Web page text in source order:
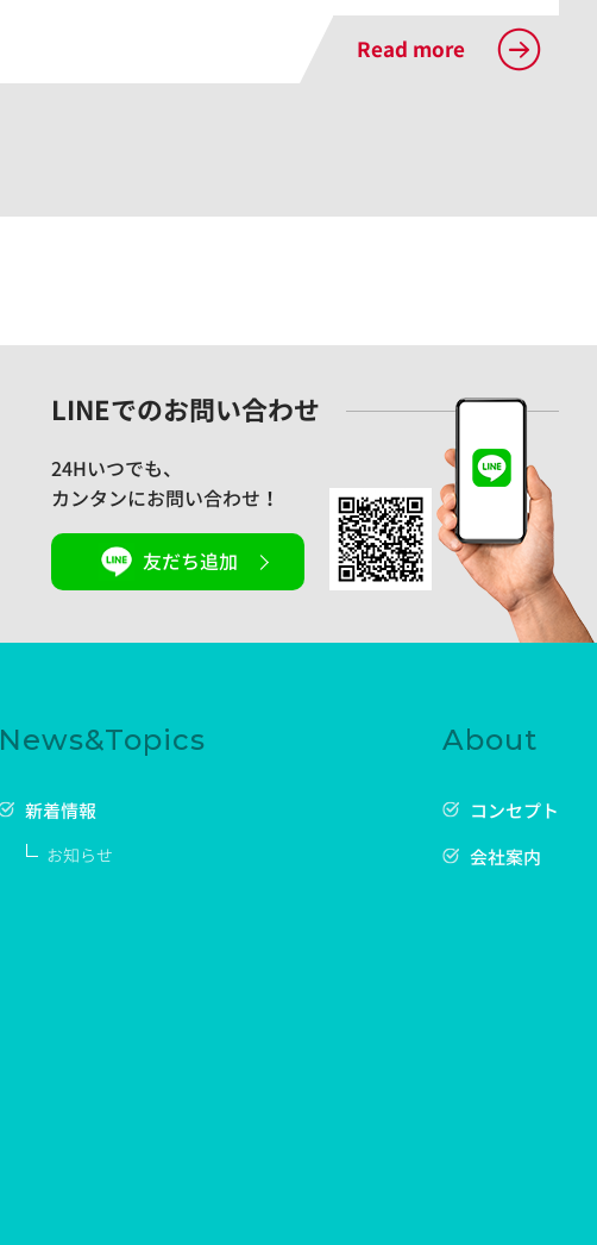
Read more
LINEでのお問い合わせ
24Hいつでも、
カンタンにお問い合わせ！
友だち追加
News&Topics
新着情報
お知らせ
About
コンセプト
会社案内